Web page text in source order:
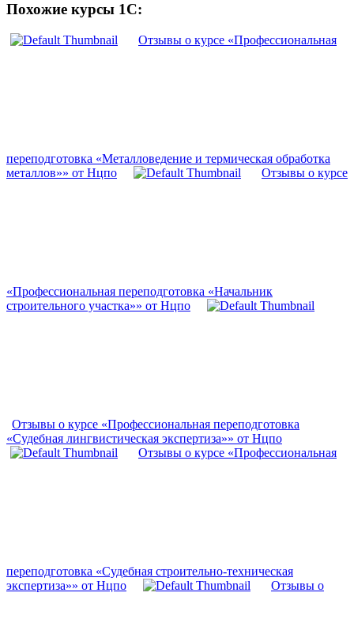
Похожие курсы 1С:
Отзывы о курсе «Профессиональная
переподготовка «Металловедение и термическая обработка
металлов»» от Нцпо
Отзывы о курсе
«Профессиональная переподготовка «Начальник
строительного участка»» от Нцпо
Отзывы о курсе «Профессиональная переподготовка
«Судебная лингвистическая экспертиза»» от Нцпо
Отзывы о курсе «Профессиональная
переподготовка «Судебная строительно-техническая
экспертиза»» от Нцпо
Отзывы о